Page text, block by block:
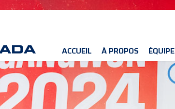
ACCUEIL À PROPOS ÉQUIPE